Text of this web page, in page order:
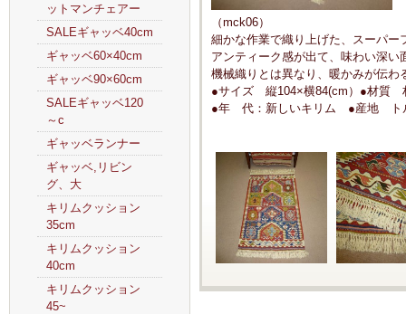
ットマンチェアー
SALEギャッベ40cm
ギャッベ60×40cm
ギャッベ90×60cm
SALEギャッベ120
～c
ギャッベランナー
ギャッベ,リビン
グ、大
キリムクッション
35cm
キリムクッション
40cm
キリムクッション
45~
（mck06）
細かな作業で織り上げた、スーパ
アンティーク感が出て、味わい深
機械織りとは異なり、暖かみが伝わ
●サイズ 縦104×横84(cm）●材質
●年 代：新しいキリム ●産地 ト